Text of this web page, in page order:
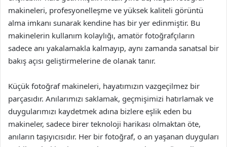
makineleri, profesyonelleşme ve yüksek kaliteli görüntü
alma imkanı sunarak kendine has bir yer edinmiştir. Bu
makinelerin kullanım kolaylığı, amatör fotoğrafçıların
sadece anı yakalamakla kalmayıp, aynı zamanda sanatsal bir
bakış açısı geliştirmelerine de olanak tanır.
Küçük fotoğraf makineleri, hayatımızın vazgeçilmez bir
parçasıdır. Anılarımızı saklamak, geçmişimizi hatırlamak ve
duygularımızı kaydetmek adına bizlere eşlik eden bu
makineler, sadece birer teknoloji harikası olmaktan öte,
anıların taşıyıcısıdır. Her bir fotoğraf, o an yaşanan duyguları